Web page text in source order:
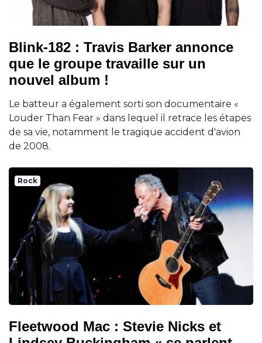
Blink-182 : Travis Barker annonce
que le groupe travaille sur un
nouvel album !
Le batteur a également sorti son documentaire «
Louder Than Fear » dans lequel il retrace les étapes
de sa vie, notamment le tragique accident d'avion
de 2008.
Rock
Fleetwood Mac : Stevie Nicks et